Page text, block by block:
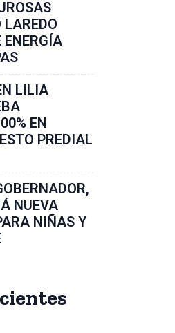
LAREDO
ENERGÍA
LILIA
EN
PREDIAL
NUEVA
NIÑAS Y